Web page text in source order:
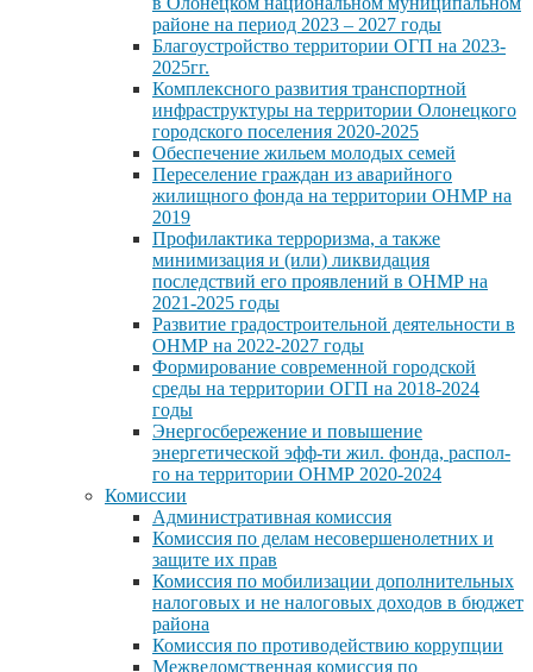
районе на период 2023 – 2027 годы
Благоустройство территории ОГП на 2023-
2025гг.
Комплексного развития транспортной
инфраструктуры на территории Олонецкого
городского поселения 2020-2025
Обеспечение жильем молодых семей
Переселение граждан из аварийного
жилищного фонда на территории ОНМР на
2019
Профилактика терроризма, а также
минимизация и (или) ликвидация
последствий его проявлений в ОНМР на
2021-2025 годы
Развитие градостроительной деятельности в
ОНМР на 2022-2027 годы
Формирование современной городской
среды на территории ОГП на 2018-2024
годы
Энергосбережение и повышение
энергетической эфф-ти жил. фонда, распол-
го на территории ОНМР 2020-2024
Комиссии
Административная комиссия
Комиссия по делам несовершенолетних и
защите их прав
Комиссия по мобилизации дополнительных
налоговых и не налоговых доходов в бюджет
района
Комиссия по противодействию коррупции
Межведомственная комиссия по